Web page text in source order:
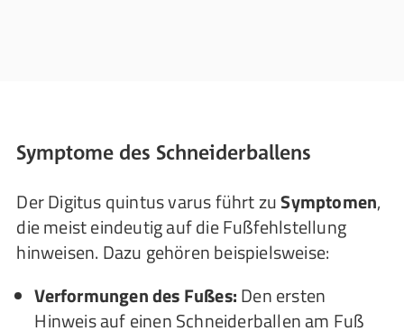
Symptome des Schneiderballens
Der Digitus quintus varus führt zuSymptomen,
die meist eindeutig auf die Fußfehlstellung
hinweisen. Dazu gehören beispielsweise:
Verformungen des Fußes:Den ersten
Hinweis auf einen Schneiderballen am Fuß